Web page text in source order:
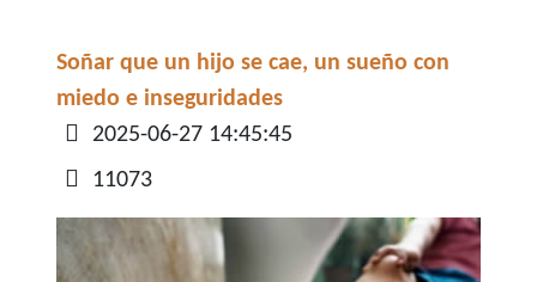
Soñar que un hijo se cae, un sueño con
miedo e inseguridades
Detalles
2025-06-27 14:45:45
11073